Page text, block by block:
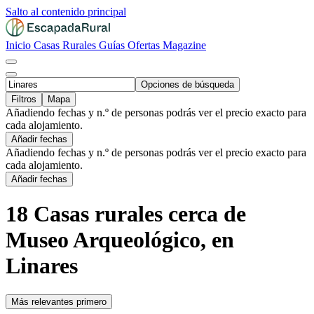
Salto al contenido principal
Inicio Casas Rurales Guías Ofertas Magazine
Opciones de búsqueda
Filtros
Mapa
Añadiendo fechas y n.º de personas podrás ver el precio exacto para
cada alojamiento.
Añadir fechas
Añadiendo fechas y n.º de personas podrás ver el precio exacto para
cada alojamiento.
Añadir fechas
18 Casas rurales cerca de
Museo Arqueológico, en
Linares
Más relevantes primero